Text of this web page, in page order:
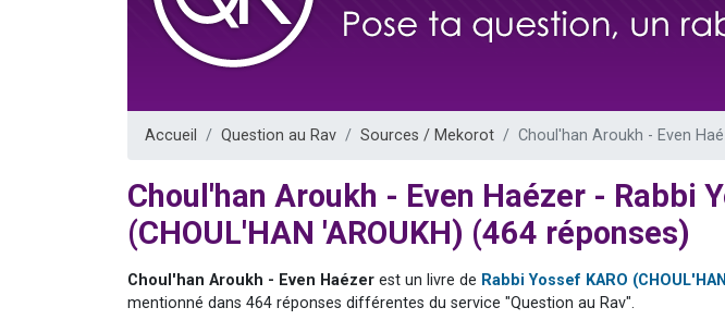
Ariel vient de donner son Maasser
Nathaniel vient de donner son Maasser
Accueil Question au Rav Sources / Mekorot Choul'han Aroukh - Even
Choul'han Aroukh - Even Haézer - Rabbi
(CHOUL'HAN 'AROUKH) (464 réponses)
Choul'han Aroukh - Even Haézer est un livre de Rabbi Yossef KARO
mentionné dans 464 réponses différentes du service "Question au Rav".